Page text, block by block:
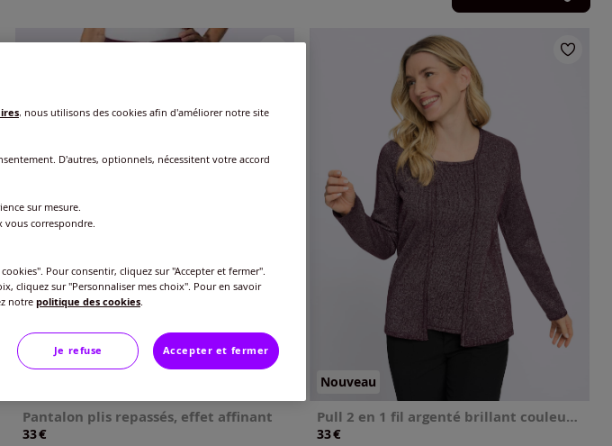
Pantalon plis repassés, effet affinant
33€
Nouveau
Pull 2 en 1 fil argenté brillant couleur argenté
33€
, nous utilisons des cookies afin d'améliorer notre site
D'autres, optionnels, nécessitent votre accord
sur mesure.
correspondre.
Pour consentir, cliquez sur "Accepter et fermer".
cliquez sur "Personnaliser mes choix". Pour en savoir
notre politique des cookies.
Je refuse Accepter et fermer